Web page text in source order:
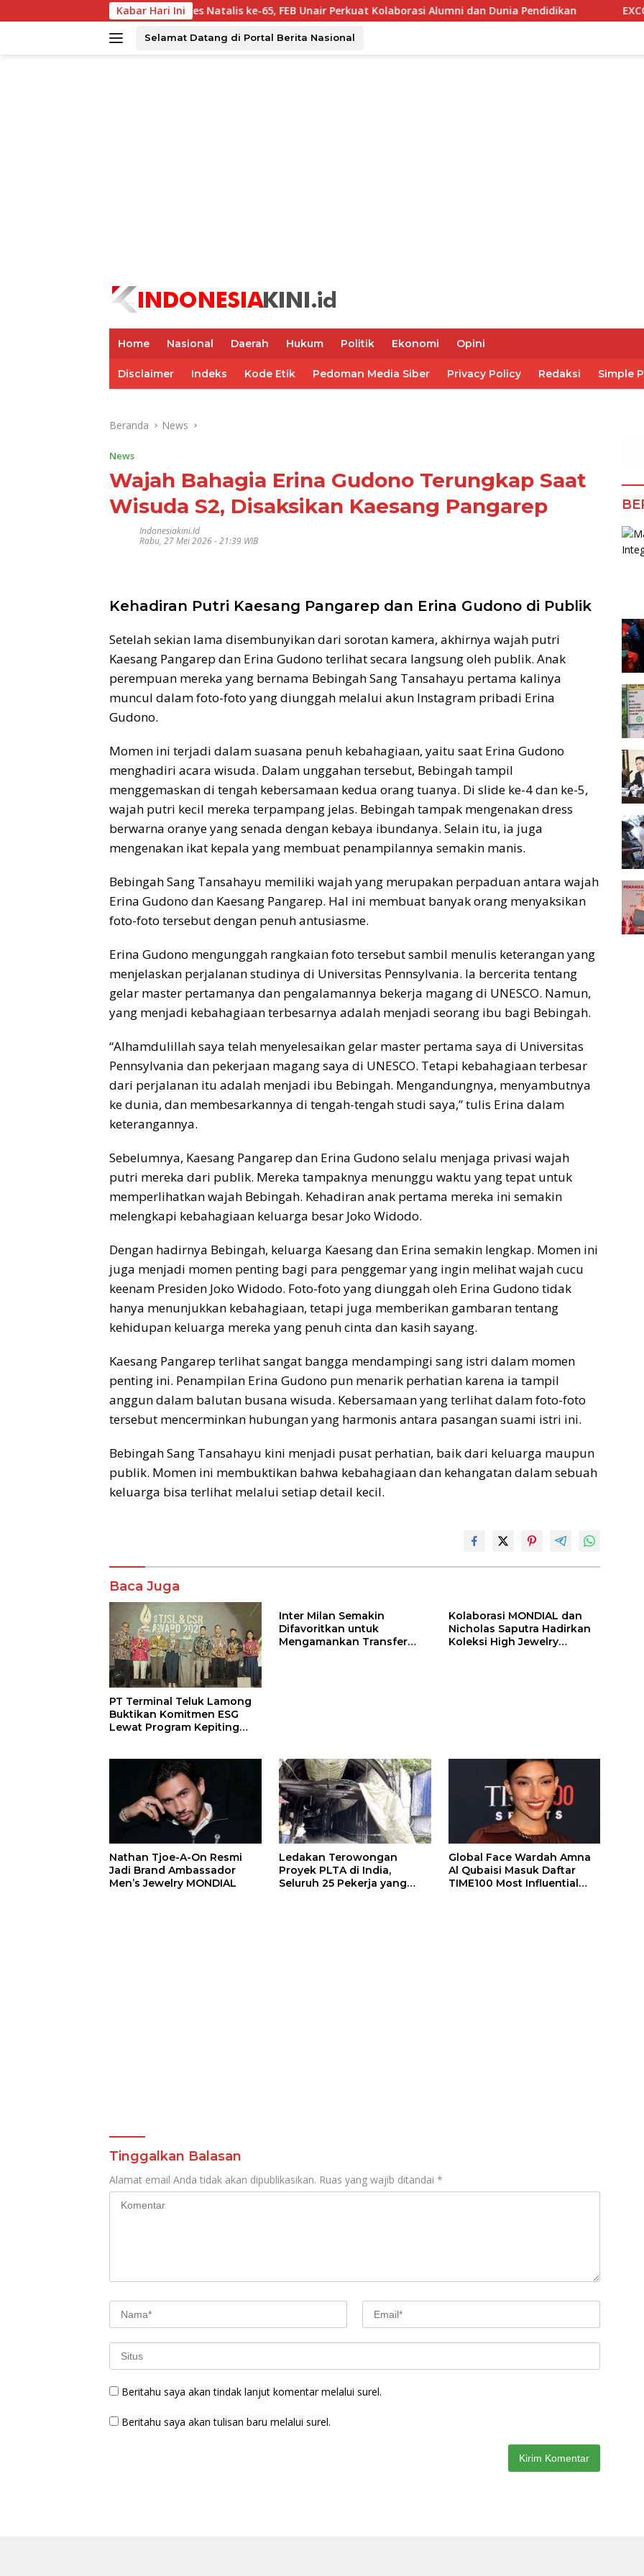
ke
Kabar Hari Ini
Dies Natalis ke-65, FEB Unair Perkuat Kolaborasi Alumni dan Dunia Pendidikan EXCOTEL
Selamat Datang di Portal Berita Nasional
Home Nasional Daerah Hukum Politik Ekonomi Opini
Disclaimer Indeks Kode Etik Pedoman Media Siber Privacy Policy Redaksi Simple
Beranda News
News
Wajah Bahagia Erina Gudono Terungkap Saat
Wisuda S2, Disaksikan Kaesang Pangarep
Indonesiakini.id
Rabu, 27 Mei 2026 - 21:39 WIB
Kehadiran Putri Kaesang Pangarep dan Erina Gudono di Publik
Setelah sekian lama disembunyikan dari sorotan kamera, akhirnya wajah putri
Kaesang Pangarep dan Erina Gudono terlihat secara langsung oleh publik. Anak
perempuan mereka yang bernama Bebingah Sang Tansahayu pertama kalinya
muncul dalam foto-foto yang diunggah melalui akun Instagram pribadi Erina
Gudono.
Momen ini terjadi dalam suasana penuh kebahagiaan, yaitu saat Erina Gudono
menghadiri acara wisuda. Dalam unggahan tersebut, Bebingah tampil
menggemaskan di tengah kebersamaan kedua orang tuanya. Di slide ke-4 dan ke-5,
wajah putri kecil mereka terpampang jelas. Bebingah tampak mengenakan dress
berwarna oranye yang senada dengan kebaya ibundanya. Selain itu, ia juga
mengenakan ikat kepala yang membuat penampilannya semakin manis.
Bebingah Sang Tansahayu memiliki wajah yang merupakan perpaduan antara wajah
Erina Gudono dan Kaesang Pangarep. Hal ini membuat banyak orang menyaksikan
foto-foto tersebut dengan penuh antusiasme.
Erina Gudono mengunggah rangkaian foto tersebut sambil menulis keterangan yang
menjelaskan perjalanan studinya di Universitas Pennsylvania. Ia bercerita tentang
gelar master pertamanya dan pengalamannya bekerja magang di UNESCO. Namun,
yang menjadi kebahagiaan terbesarnya adalah menjadi seorang ibu bagi Bebingah.
“Alhamdulillah saya telah menyelesaikan gelar master pertama saya di Universitas
Pennsylvania dan pekerjaan magang saya di UNESCO. Tetapi kebahagiaan terbesar
dari perjalanan itu adalah menjadi ibu Bebingah. Mengandungnya, menyambutnya
ke dunia, dan membesarkannya di tengah-tengah studi saya,” tulis Erina dalam
keterangannya.
Sebelumnya, Kaesang Pangarep dan Erina Gudono selalu menjaga privasi wajah
putri mereka dari publik. Mereka tampaknya menunggu waktu yang tepat untuk
memperlihatkan wajah Bebingah. Kehadiran anak pertama mereka ini semakin
melengkapi kebahagiaan keluarga besar Joko Widodo.
Dengan hadirnya Bebingah, keluarga Kaesang dan Erina semakin lengkap. Momen ini
juga menjadi momen penting bagi para penggemar yang ingin melihat wajah cucu
keenam Presiden Joko Widodo. Foto-foto yang diunggah oleh Erina Gudono tidak
hanya menunjukkan kebahagiaan, tetapi juga memberikan gambaran tentang
kehidupan keluarga mereka yang penuh cinta dan kasih sayang.
Kaesang Pangarep terlihat sangat bangga mendampingi sang istri dalam momen
penting ini. Penampilan Erina Gudono pun menarik perhatian karena ia tampil
anggun dalam balutan busana wisuda. Kebersamaan yang terlihat dalam foto-foto
tersebut mencerminkan hubungan yang harmonis antara pasangan suami istri ini.
Bebingah Sang Tansahayu kini menjadi pusat perhatian, baik dari keluarga maupun
publik. Momen ini membuktikan bahwa kebahagiaan dan kehangatan dalam sebuah
keluarga bisa terlihat melalui setiap detail kecil.
Komentar
Baca Juga
PT Terminal Teluk Lamong
Buktikan Komitmen ESG
Lewat Program Kepiting
Inter Milan Semakin
Difavoritkan untuk
Mengamankan Transfer
Kolaborasi MONDIAL dan
Nicholas Saputra Hadirkan
Koleksi High Jewelry
Nathan Tjoe-A-On Resmi
Jadi Brand Ambassador
Men’s Jewelry MONDIAL
Ledakan Terowongan
Proyek PLTA di India,
Seluruh 25 Pekerja yang
Global Face Wardah Amna
Al Qubaisi Masuk Daftar
TIME100 Most Influential
Tinggalkan Balasan
Alamat email Anda tidak akan dipublikasikan. Ruas yang wajib ditandai *
Beritahu saya akan tindak lanjut komentar melalui surel.
Beritahu saya akan tulisan baru melalui surel.